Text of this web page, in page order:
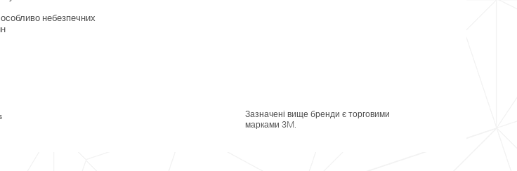
небезпечних
Зазначені вище бренди є торговими
марками 3M.